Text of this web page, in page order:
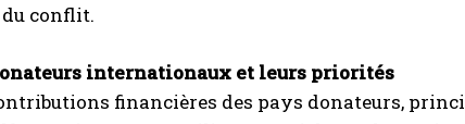
conflit.
internationaux et leurs priorités
financières des pays donateurs,